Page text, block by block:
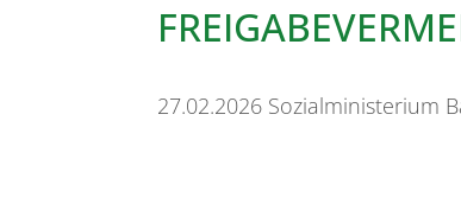
27.02.2026 Sozialministerium